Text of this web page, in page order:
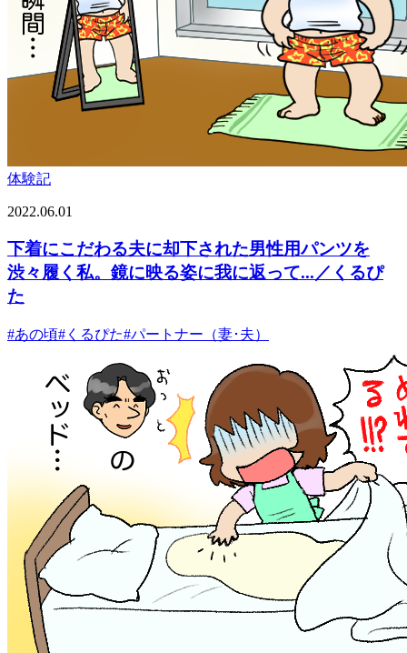
体験記
2022.06.01
下着にこだわる夫に却下された男性用パンツを
渋々履く私。鏡に映る姿に我に返って...／くるぴ
た
#あの頃# くるぴた#パートナー（妻･夫）